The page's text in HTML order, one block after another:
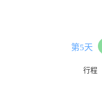
第5天
行程